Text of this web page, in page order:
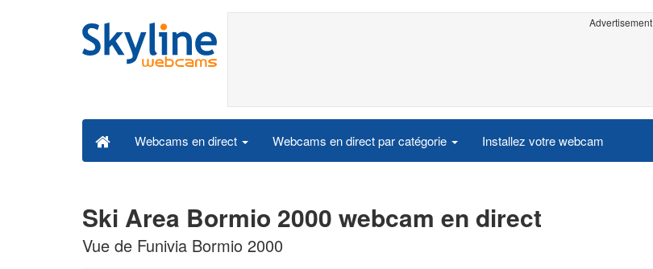
Advertisement
Webcams en direct Webcams en direct par catégorie Installez votre webcam
Ski Area Bormio 2000 webcam en direct
Vue de Funivia Bormio 2000